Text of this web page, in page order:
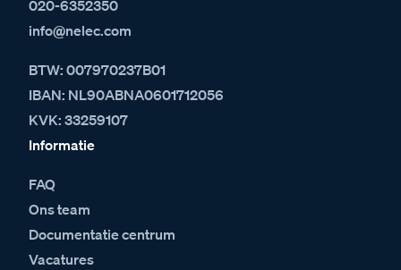
020-6352350
info@nelec.com
BTW: 007970237B01
IBAN: NL90ABNA0601712056
KVK: 33259107
Informatie
FAQ
Ons team
Documentatie centrum
Vacatures